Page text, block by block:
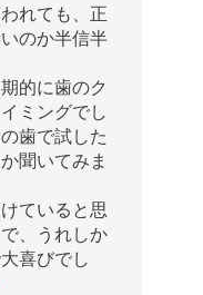
れても、正
のか半信半
的に歯のク
ミングでし
歯で試した
聞いてみま
ていると思
、うれしか
喜びでし